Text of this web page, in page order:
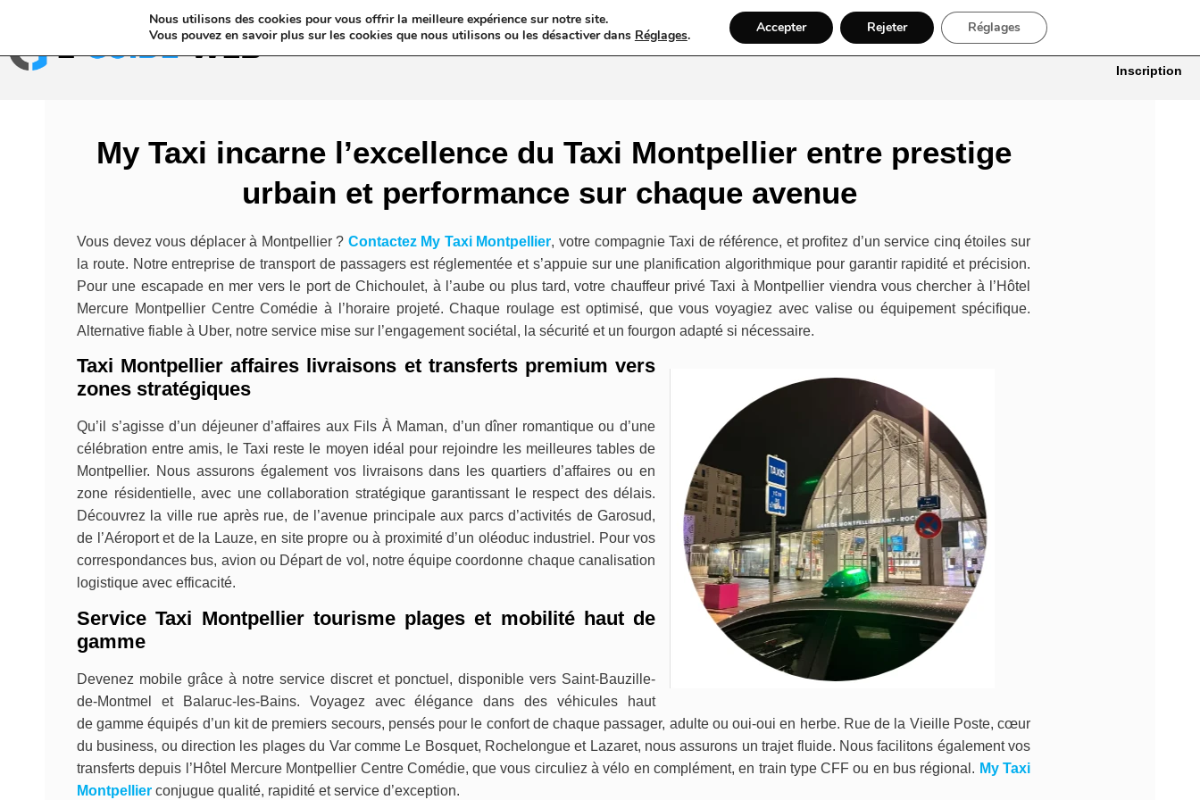
Annuaires & Blogs Web Taxi VTC Mariage Ambulance Locations De Voitures Bâtiment, Artisans & Électriciens
Inscription
My Taxi incarne l’excellence du Taxi Montpellier entre prestige
urbain et performance sur chaque avenue
Vous devez vous déplacer à Montpellier ? Contactez My Taxi Montpellier, votre compagnie Taxi de référence, et profitez d’un service cinq étoiles sur
la route. Notre entreprise de transport de passagers est réglementée et s’appuie sur une planification algorithmique pour garantir rapidité et précision.
Pour une escapade en mer vers le port de Chichoulet, à l’aube ou plus tard, votre chauffeur privé Taxi à Montpellier viendra vous chercher à l’Hôtel
Mercure Montpellier Centre Comédie à l’horaire projeté. Chaque roulage est optimisé, que vous voyagiez avec valise ou équipement spécifique.
Alternative fiable à Uber, notre service mise sur l’engagement sociétal, la sécurité et un fourgon adapté si nécessaire.
Taxi Montpellier affaires livraisons et transferts premium vers
zones stratégiques
Qu’il s’agisse d’un déjeuner d’affaires aux Fils À Maman, d’un dîner romantique ou d’une
célébration entre amis, le Taxi reste le moyen idéal pour rejoindre les meilleures tables de
Montpellier. Nous assurons également vos livraisons dans les quartiers d’affaires ou en
zone résidentielle, avec une collaboration stratégique garantissant le respect des délais.
Découvrez la ville rue après rue, de l’avenue principale aux parcs d’activités de Garosud,
de l’Aéroport et de la Lauze, en site propre ou à proximité d’un oléoduc industriel. Pour vos
correspondances bus, avion ou Départ de vol, notre équipe coordonne chaque canalisation
logistique avec efficacité.
Service Taxi Montpellier tourisme plages et mobilité haut de
gamme
Devenez mobile grâce à notre service discret et ponctuel, disponible vers Saint-Bauzille-
de-Montmel et Balaruc-les-Bains. Voyagez avec élégance dans des véhicules haut
de gamme équipés d’un kit de premiers secours, pensés pour le confort de chaque passager, adulte ou oui-oui en herbe. Rue de la Vieille Poste, cœur
du business, ou direction les plages du Var comme Le Bosquet, Rochelongue et Lazaret, nous assurons un trajet fluide. Nous facilitons également vos
transferts depuis l’Hôtel Mercure Montpellier Centre Comédie, que vous circuliez à vélo en complément, en train type CFF ou en bus régional. My Taxi
Montpellier conjugue qualité, rapidité et service d’exception.
Nous utilisons des cookies pour vous offrir la meilleure expérience sur notre site.
Vous pouvez en savoir plus sur les cookies que nous utilisons ou les désactiver dans Réglages. Accepter Rejeter Réglages